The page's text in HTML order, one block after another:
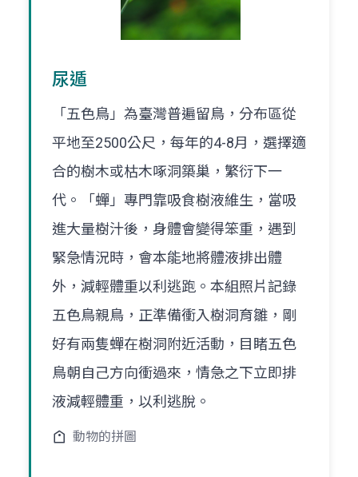
尿遁
「五色鳥」為臺灣普遍留鳥，分布區從
平地至2500公尺，每年的4-8月，選擇適
合的樹木或枯木啄洞築巢，繁衍下一
代。「蟬」專門靠吸食樹液維生，當吸
進大量樹汁後，身體會變得笨重，遇到
緊急情況時，會本能地將體液排出體
外，減輕體重以利逃跑。本組照片記錄
五色鳥親鳥，正準備衝入樹洞育雛，剛
好有兩隻蟬在樹洞附近活動，目睹五色
鳥朝自己方向衝過來，情急之下立即排
液減輕體重，以利逃脫。
動物的拼圖